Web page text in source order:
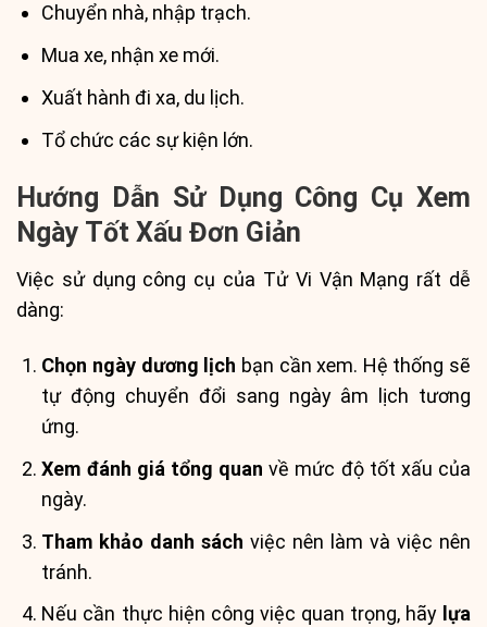
Chuyển nhà, nhập trạch.
Mua xe, nhận xe mới.
Xuất hành đi xa, du lịch.
Tổ chức các sự kiện lớn.
Hướng Dẫn Sử Dụng Công Cụ Xem
Ngày Tốt Xấu Đơn Giản
Việc sử dụng công cụ của Tử Vi Vận Mạng rất dễ
dàng:
Chọn ngày dương lịch bạn cần xem. Hệ thống sẽ
tự động chuyển đổi sang ngày âm lịch tương
ứng.
Xem đánh giá tổng quan về mức độ tốt xấu của
ngày.
Tham khảo danh sách việc nên làm và việc nên
tránh.
Nếu cần thực hiện công việc quan trọng, hãy lựa